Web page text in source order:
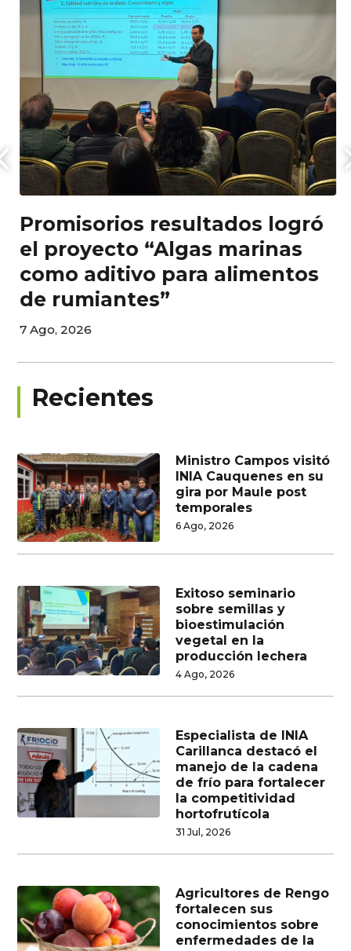
Promisorios resultados logró
el proyecto “Algas marinas
como aditivo para alimentos
de rumiantes”
7 Ago, 2026
Recientes
Ministro Campos visitó
INIA Cauquenes en su
gira por Maule post
temporales
6 Ago, 2026
Exitoso seminario
sobre semillas y
bioestimulación
vegetal en la
producción lechera
4 Ago, 2026
Especialista de INIA
Carillanca destacó el
manejo de la cadena
de frío para fortalecer
la competitividad
hortofrutícola
31 Jul, 2026
Agricultores de Rengo
fortalecen sus
conocimientos sobre
enfermedades de la